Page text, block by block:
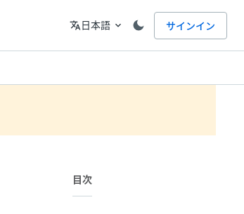
言語
translate日本語 expand_more サインイン
目次